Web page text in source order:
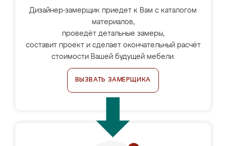
Дизайнер-замерщик приедет к Вам с каталогом
материалов,
проведёт детальные замеры,
составит проект и сделает окончательный расчёт
стоимости Вашей будущей мебели.
ВЫЗВАТЬ ЗАМЕРЩИКА